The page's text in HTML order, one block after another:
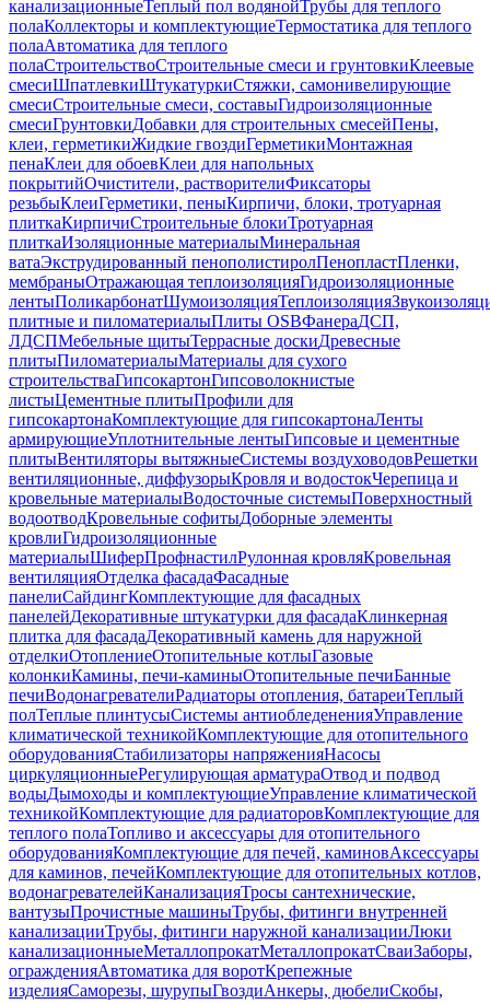
канализационныеТеплый пол водянойТрубы для теплого
полаКоллекторы и комплектующиеТермостатика для теплого
полаАвтоматика для теплого
полаСтроительствоСтроительные смеси и грунтовкиКлеевые
смесиШпатлевкиШтукатуркиСтяжки, самонивелирующие
смесиСтроительные смеси, составыГидроизоляционные
смесиГрунтовкиДобавки для строительных смесейПены,
клеи, герметикиЖидкие гвоздиГерметикиМонтажная
пенаКлеи для обоевКлеи для напольных
покрытийОчистители, растворителиФиксаторы
резьбыКлеиГерметики, пеныКирпичи, блоки, тротуарная
плиткаКирпичиСтроительные блокиТротуарная
плиткаИзоляционные материалыМинеральная
ватаЭкструдированный пенополистиролПенопластПленки,
мембраныОтражающая теплоизоляцияГидроизоляционные
лентыПоликарбонатШумоизоляцияТеплоизоляция
плитные и пиломатериалыПлиты OSBФанераДСП,
ЛДСПМебельные щитыТеррасные доскиДревесные
плитыПиломатериалыМатериалы для сухого
строительстваГипсокартонГипсоволокнистые
листыЦементные плитыПрофили для
гипсокартонаКомплектующие для гипсокартонаЛенты
армирующиеУплотнительные лентыГипсовые и цементные
плитыВентиляторы вытяжныеСистемы воздуховодовРешетки
вентиляционные, диффузорыКровля и водостокЧерепица и
кровельные материалыВодосточные системыПоверхностный
водоотводКровельные софитыДоборные элементы
кровлиГидроизоляционные
материалыШиферПрофнастилРулонная кровляКровельная
вентиляцияОтделка фасадаФасадные
панелиСайдингКомплектующие для фасадных
панелейДекоративные штукатурки для фасадаКлинкерная
плитка для фасадаДекоративный камень для наружной
отделкиОтоплениеОтопительные котлыГазовые
колонкиКамины, печи-каминыОтопительные печиБанные
печиВодонагревателиРадиаторы отопления, батареиТеплый
полТеплые плинтусыСистемы антиобледененияУправление
климатической техникойКомплектующие для отопительного
оборудованияСтабилизаторы напряженияНасосы
циркуляционныеРегулирующая арматураОтвод и подвод
водыДымоходы и комплектующиеУправление климатической
техникойКомплектующие для радиаторовКомплектующие для
теплого полаТопливо и аксессуары для отопительного
оборудованияКомплектующие для печей, каминовАксессуары
для каминов, печейКомплектующие для отопительных котлов,
водонагревателейКанализацияТросы сантехнические,
вантузыПрочистные машиныТрубы, фитинги внутренней
канализацииТрубы, фитинги наружной канализацииЛюки
канализационныеМеталлопрокатМеталлопрокатСваиЗаборы,
огражденияАвтоматика для воротКрепежные
изделияСаморезы, шурупыГвоздиАнкеры, дюбелиСкобы,